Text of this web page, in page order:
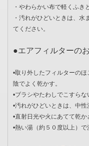
・やわらかい布で軽くふき
・汚れがひどいときは、
てください。
●エアフィルターの
•取り外したフィルターの
陰でよく乾かす。
•ブラシやたわしでこすらな
•汚れがひどいときは、中性
•直射日光や火にあてて乾か
•熱い湯（約５０度以上）